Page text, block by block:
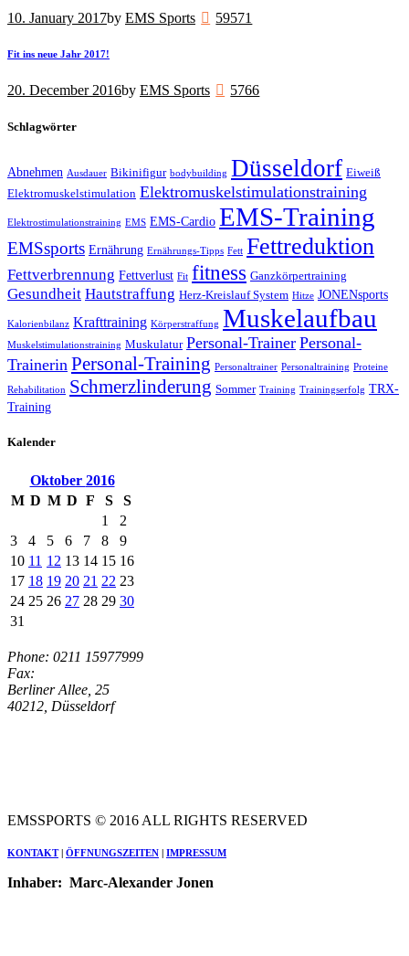
10. January 2017by EMS Sports 59571
Fit ins neue Jahr 2017!
20. December 2016by EMS Sports 5766
Schlagwörter
Abnehmen Ausdauer Bikinifigur bodybuilding Düsseldorf Eiweiß
Elektromuskelstimulation Elektromuskelstimulationstraining
Elektrostimulationstraining EMS EMS-Cardio EMS-Training
EMSsports Ernährung Ernährungs-Tipps Fett Fettreduktion
Fettverbrennung Fettverlust Fit fitness Ganzkörpertraining
Gesundheit Hautstraffung Herz-Kreislauf System Hitze JONENsports
Kalorienbilanz Krafttraining Körperstraffung Muskelaufbau
Muskelstimulationstraining Muskulatur Personal-Trainer Personal-
Trainerin Personal-Training Personaltrainer Personaltraining Proteine
Rehabilitation Schmerzlinderung Sommer Training Trainingserfolg TRX-
Training
Kalender
Oktober 2016
M D M D F S
S
1
2
3
4 5 6 7 8
9
10 11 12 13 14 15 16
17 18 19 20 21 22 23
24 25 26 27 28 29 30
31
Phone: 0211 15977999
Fax:
Berliner Allee, 25
40212, Düsseldorf
EMSSPORTS © 2016 ALL RIGHTS RESERVED
KONTAKT| ÖFFNUNGSZEITEN | IMPRESSUM
Inhaber: Marc-Alexander Jonen